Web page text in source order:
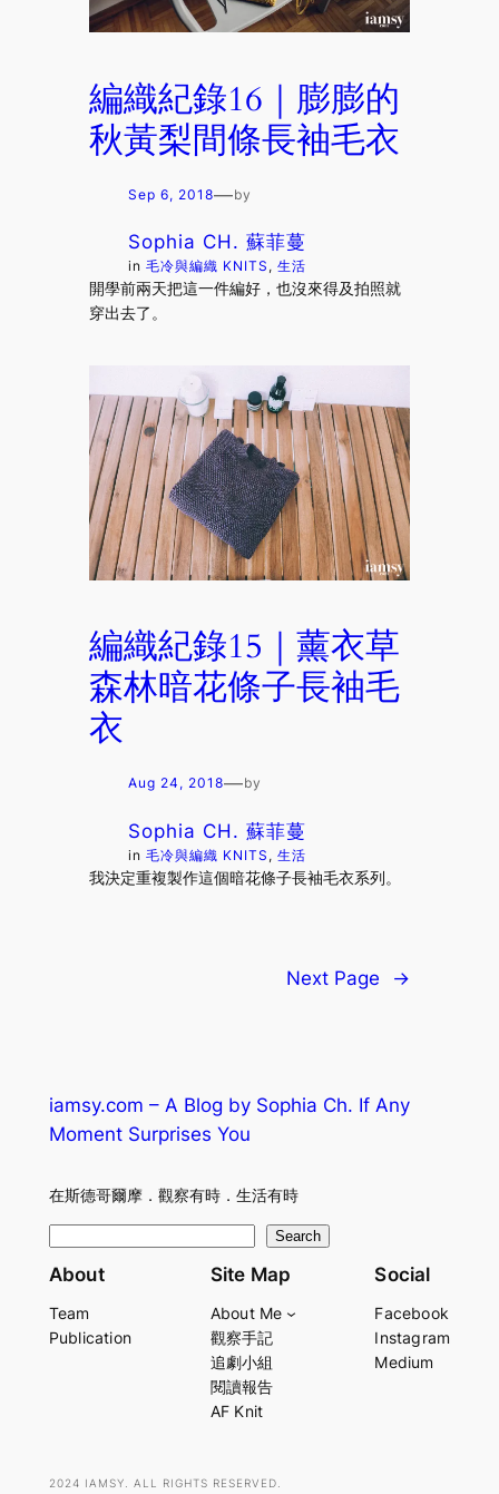
編織紀錄16｜膨膨的
秋黃梨間條長袖毛衣
Sep 6, 2018—by
Sophia CH. 蘇菲蔓
in毛冷與編織 KNITS , 生活
開學前兩天把這一件編好，也沒來得及拍照就
穿出去了。
編織紀錄15｜薰衣草
森林暗花條子長袖毛
衣
Aug 24, 2018—by
Sophia CH. 蘇菲蔓
in毛冷與編織 KNITS , 生活
我決定重複製作這個暗花條子長袖毛衣系列。
Next Page →
iamsy.com – A Blog by Sophia Ch. If Any
Moment Surprises You
在斯德哥爾摩．觀察有時．生活有時
e
r
Search
About
Team
Publication
Site Map
About Me
觀察手記
追劇小組
閱讀報告
AF Knit
Social
Facebook
Instagram
Medium
2024 IAMSY. ALL RIGHTS RESERVED.